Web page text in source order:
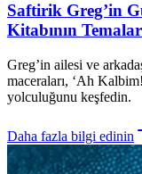
Saftirik Greg’in
Kitabının
Greg’in ailesi ve
maceraları, ‘Ah
yolculuğunu keşfedin.
Daha fazla bilgi edinin